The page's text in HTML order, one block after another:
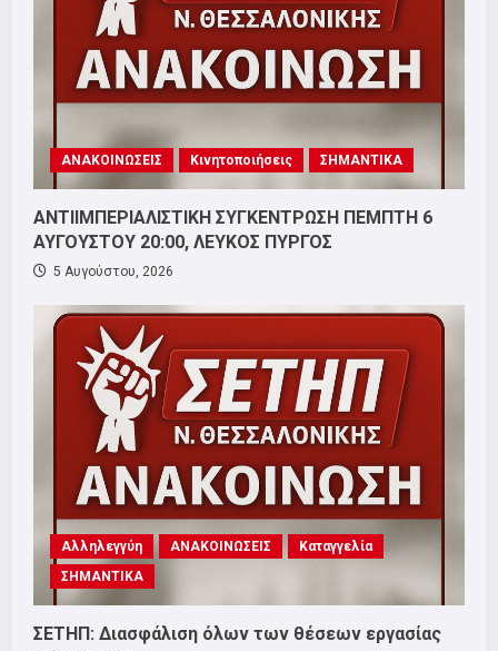
ΑΝΑΚΟΙΝΩΣΕΙΣ Κινητοποιήσεις ΣΗΜΑΝΤΙΚΑ
ΑΝΤΙΙΜΠΕΡΙΑΛΙΣΤΙΚΗ ΣΥΓΚΕΝΤΡΩΣΗ ΠΕΜΠΤΗ 6
ΑΥΓΟΥΣΤΟΥ 20:00, ΛΕΥΚΟΣ ΠΥΡΓΟΣ
5 Αυγούστου, 2026
Αλληλεγγύη ΑΝΑΚΟΙΝΩΣΕΙΣ
Καταγγελία
ΣΗΜΑΝΤΙΚΑ
ΣΕΤΗΠ: Διασφάλιση όλων των θέσεων εργασίας